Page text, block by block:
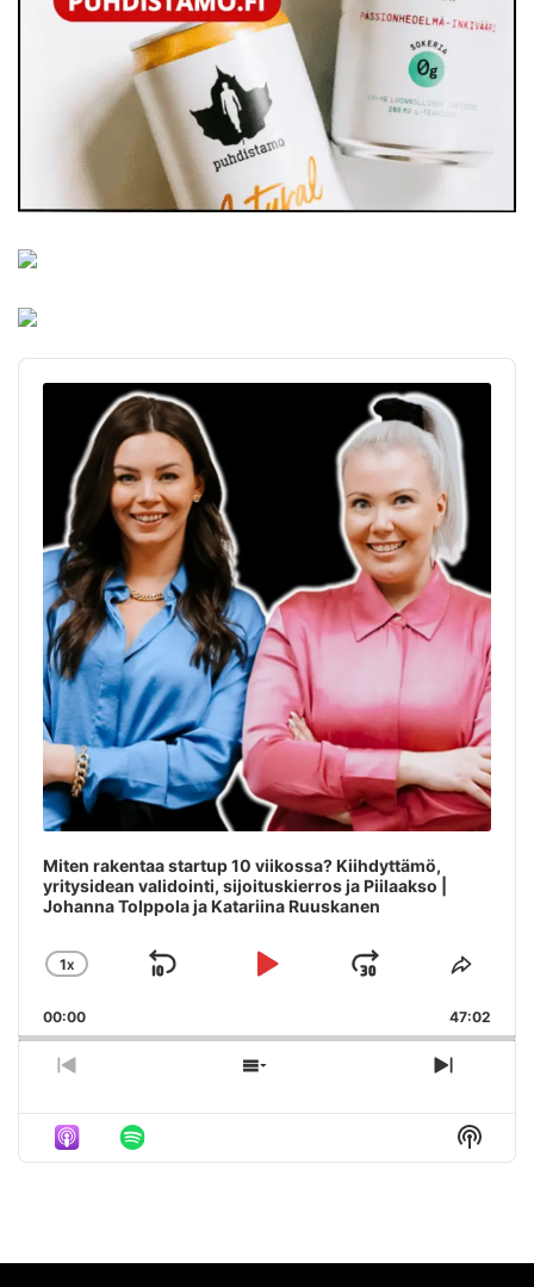
Audio
Player
Miten rakentaa startup 10 viikossa? Kiihdyttämö,
yritysidean validointi, sijoituskierros ja Piilaakso |
Johanna Tolppola ja Katariina Ruuskanen
CHANGE
RATE
1X
SKIP
PLAY JUMP
00:00 47:02
PREVIOUS
SHOW
LIST
NEXT
Show